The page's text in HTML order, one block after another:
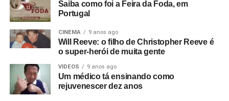
Endereço: Avenida Salim Antônio Curiati, 160, Campo
Grande, São Paulo/SP
Artistas convidados: Aléxia + Di Ferrero + Dead Fish
Ingresso
aqui.
Hoobastank em Nova Iguaçu/RJ
Data: 8/11, domingo
Cidade: Nova Iguaçu/RJ
Saiba como foi a Feira da Foda, em
Portugal
CINEMA 9 anos ago
Will Reeve: o filho de Christopher Reeve é
o super-herói de muita gente
VIDEOS 9 anos ago
Um médico tá ensinando como
rejuvenescer dez anos